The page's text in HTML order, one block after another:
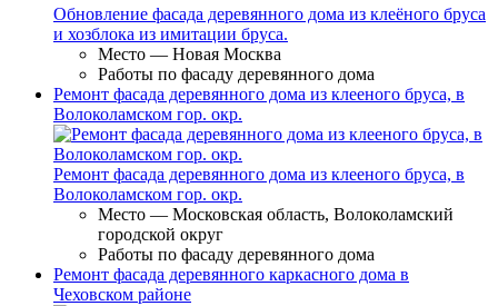
Обновление фасада деревянного дома из клеёного бруса
и хозблока из имитации бруса.
Место — Новая Москва
Работы по фасаду деревянного дома
Ремонт фасада деревянного дома из клееного бруса, в
Волоколамском гор. окр.
Ремонт фасада деревянного дома из клееного бруса, в
Волоколамском гор. окр.
Место — Московская область, Волоколамский
городской округ
Работы по фасаду деревянного дома
Ремонт фасада деревянного каркасного дома в
Чеховском районе